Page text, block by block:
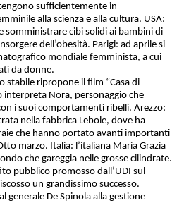
sufficientemente in
alla scienza e alla cultura. USA:
somministrare cibi solidi ai bambini di
dell’obesità. Parigi: ad aprile si
mondiale femminista, a cui
da donne.
stabile ripropone il film “Casa di
interpreta Nora, personaggio che
i suoi comportamenti ribelli. Arezzo:
nella fabbrica Lebole, dove ha
che hanno portato avanti importanti
marzo. Italia: l’italiana Maria Grazia
che gareggia nelle grosse cilindrate.
pubblico promosso dall’UDI sul
un grandissimo successo.
generale De Spinola alla gestione